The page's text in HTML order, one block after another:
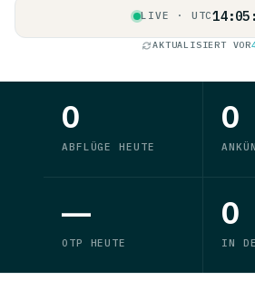
LIVE · UTC
AKTUALISIERT VOR
0
ABFLÜGE HEUTE
0
—
OTP HEUTE
0
IN